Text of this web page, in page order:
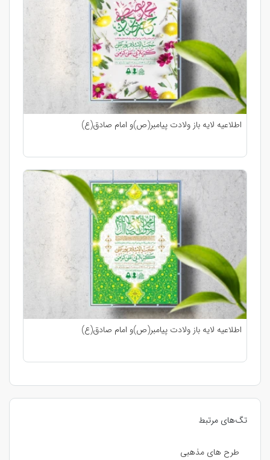
تگ‌های مرتبط
طرح های مذهبی
اطلاعیه لایه باز ولادت پیامبر(ص)و امام صادق(ع)
اطلاعیه لایه باز ولادت پیامبر(ص)و امام صادق(ع)